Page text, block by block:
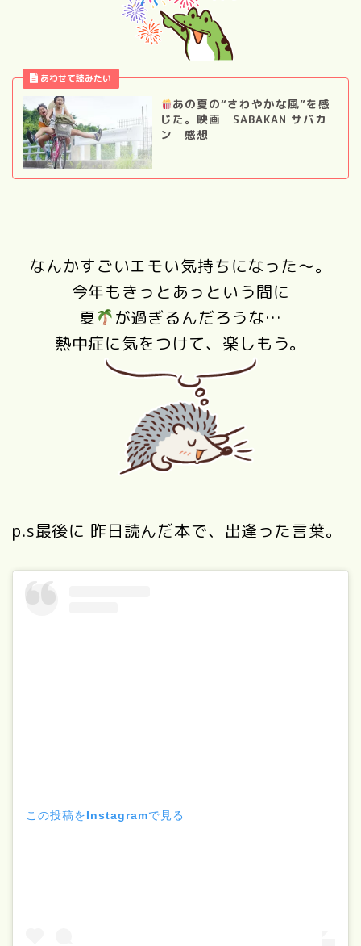
あの夏の“さわやかな風”を感
じた。映画 SABAKAN サバカ
ン 感想
なんかすごいエモい気持ちになった～。
今年もきっとあっという間に
夏
が過ぎるんだろうな…
熱中症に気をつけて、楽しもう。
p.s最後に 昨日読んだ本で、出逢った言葉。
この投稿をInstagramで見る